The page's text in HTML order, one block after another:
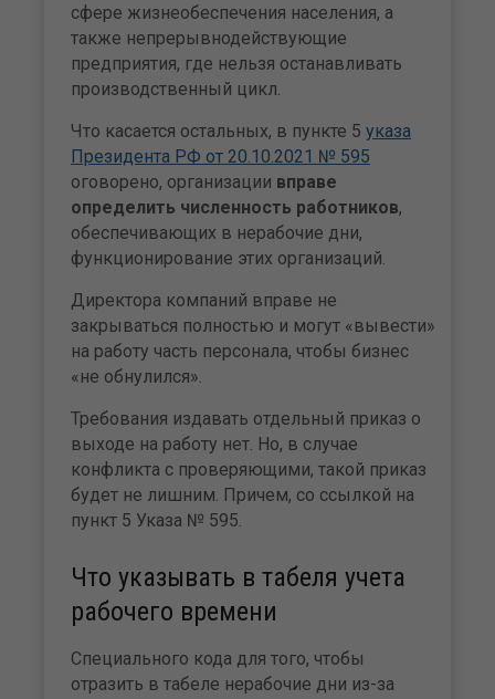
сфере жизнеобеспечения населения, а
также непрерывнодействующие
предприятия, где нельзя останавливать
производственный цикл.
Что касается остальных, в пункте 5 указа
Президента РФ от 20.10.2021 № 595
оговорено, организации вправе
определить численность работников,
обеспечивающих в нерабочие дни,
функционирование этих организаций.
Директора компаний вправе не
закрываться полностью и могут «вывести»
на работу часть персонала, чтобы бизнес
«не обнулился».
Требования издавать отдельный приказ о
выходе на работу нет. Но, в случае
конфликта с проверяющими, такой приказ
будет не лишним. Причем, со ссылкой на
пункт 5 Указа № 595.
Что указывать в табеля учета
рабочего времени
Специального кода для того, чтобы
отразить в табеле нерабочие дни из-за